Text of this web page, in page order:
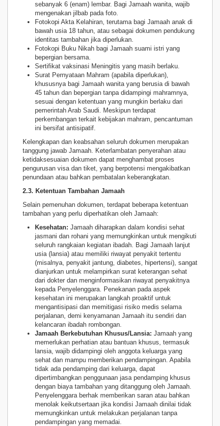
sebanyak 6 (enam) lembar. Bagi Jamaah wanita, wajib
mengenakan jilbab pada foto.
Fotokopi Akta Kelahiran, terutama bagi Jamaah anak di
bawah usia 18 tahun, atau sebagai dokumen pendukung
identitas tambahan jika diperlukan.
Fotokopi Buku Nikah bagi Jamaah suami istri yang
bepergian bersama.
Sertifikat vaksinasi Meningitis yang masih berlaku.
Surat Pernyataan Mahram (apabila diperlukan),
khususnya bagi Jamaah wanita yang berusia di bawah
45 tahun dan bepergian tanpa didampingi mahramnya,
sesuai dengan ketentuan yang mungkin berlaku dari
pemerintah Arab Saudi. Meskipun terdapat
perkembangan terkait kebijakan mahram, pencantuman
ini bersifat antisipatif.
Kelengkapan dan keabsahan seluruh dokumen merupakan
tanggung jawab Jamaah. Keterlambatan penyerahan atau
ketidaksesuaian dokumen dapat menghambat proses
pengurusan visa dan tiket, yang berpotensi mengakibatkan
penundaan atau bahkan pembatalan keberangkatan.
2.3. Ketentuan Tambahan Jamaah
Selain pemenuhan dokumen, terdapat beberapa ketentuan
tambahan yang perlu diperhatikan oleh Jamaah:
Kesehatan: Jamaah diharapkan dalam kondisi sehat
jasmani dan rohani yang memungkinkan untuk mengikuti
seluruh rangkaian kegiatan ibadah. Bagi Jamaah lanjut
usia (lansia) atau memiliki riwayat penyakit tertentu
(misalnya, penyakit jantung, diabetes, hipertensi), sangat
dianjurkan untuk melampirkan surat keterangan sehat
dari dokter dan menginformasikan riwayat penyakitnya
kepada Penyelenggara. Penekanan pada aspek
kesehatan ini merupakan langkah proaktif untuk
mengantisipasi dan memitigasi risiko medis selama
perjalanan, demi kenyamanan Jamaah itu sendiri dan
kelancaran ibadah rombongan.
Jamaah Berkebutuhan Khusus/Lansia: Jamaah yang
memerlukan perhatian atau bantuan khusus, termasuk
lansia, wajib didampingi oleh anggota keluarga yang
sehat dan mampu memberikan pendampingan. Apabila
tidak ada pendamping dari keluarga, dapat
dipertimbangkan penggunaan jasa pendamping khusus
dengan biaya tambahan yang ditanggung oleh Jamaah.
Penyelenggara berhak memberikan saran atau bahkan
menolak keikutsertaan jika kondisi Jamaah dinilai tidak
memungkinkan untuk melakukan perjalanan tanpa
pendampingan yang memadai.